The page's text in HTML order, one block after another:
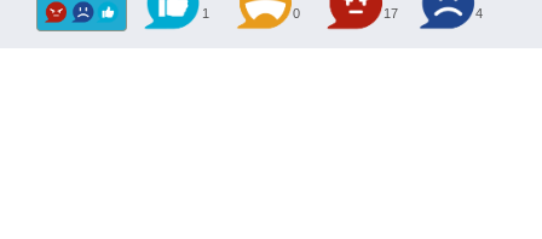
1 0 17 4